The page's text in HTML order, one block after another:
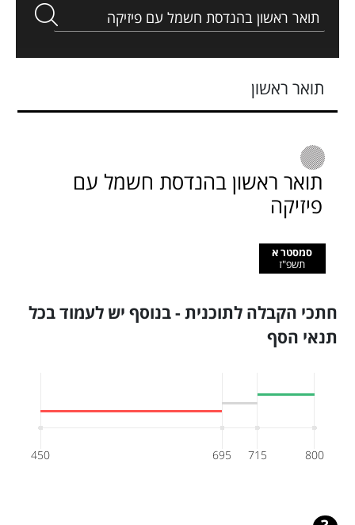
תואר ראשון
תואר ראשון בהנדסת חשמל עם
פיזיקה
סמסטר א
תשפ"ז
חתכי הקבלה לתוכנית - בנוסף יש לעמוד בכל
תנאי הסף
450 695 715 800